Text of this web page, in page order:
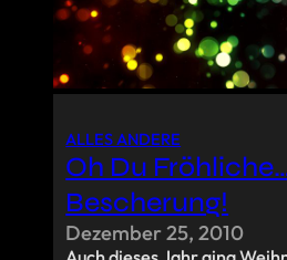
ALLES ANDERE
Oh Du
Bescherung!
Dezember 25, 2010